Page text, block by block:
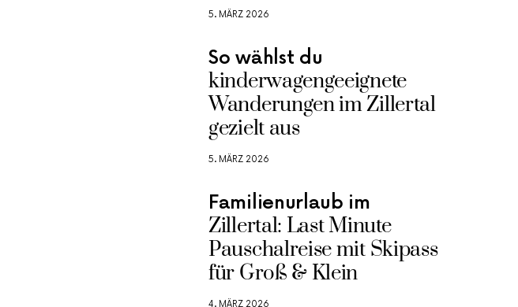
5. MÄRZ 2026
So wählst du
kinderwagengeeignete
Wanderungen im Zillertal
gezielt aus
5. MÄRZ 2026
Familienurlaub im
Zillertal: Last Minute
Pauschalreise mit Skipass
für Groß & Klein
4. MÄRZ 2026